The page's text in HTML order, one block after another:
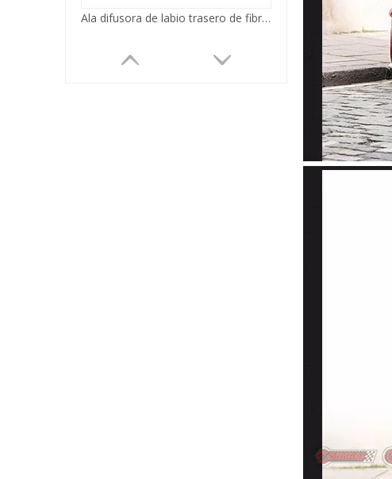
Inserto inferior del capó trasero estilo OEM de fibra de carbono para Ferrari 812